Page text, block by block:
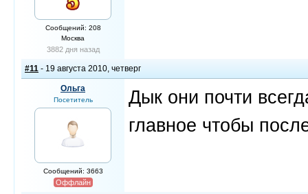
Сообщений: 208
Москва
3882 дня назад
#11 - 19 августа 2010, четверг
Ольга
Посетитель
Сообщений: 3663
Оффлайн
Дык они почти
главное чтобы